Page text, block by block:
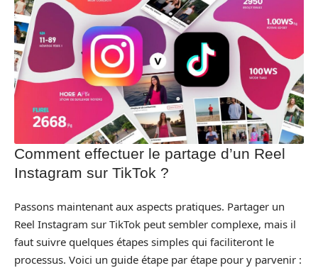
Comment effectuer le partage d’un Reel
Instagram sur TikTok ?
Passons maintenant aux aspects pratiques. Partager un
Reel Instagram sur TikTok peut sembler complexe, mais il
faut suivre quelques étapes simples qui faciliteront le
processus. Voici un guide étape par étape pour y parvenir :